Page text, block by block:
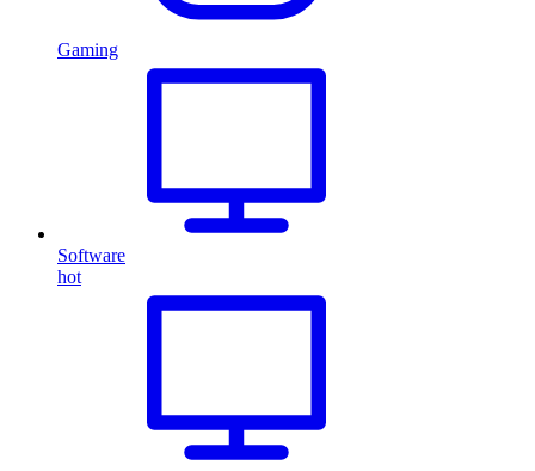
Gaming
Software
hot